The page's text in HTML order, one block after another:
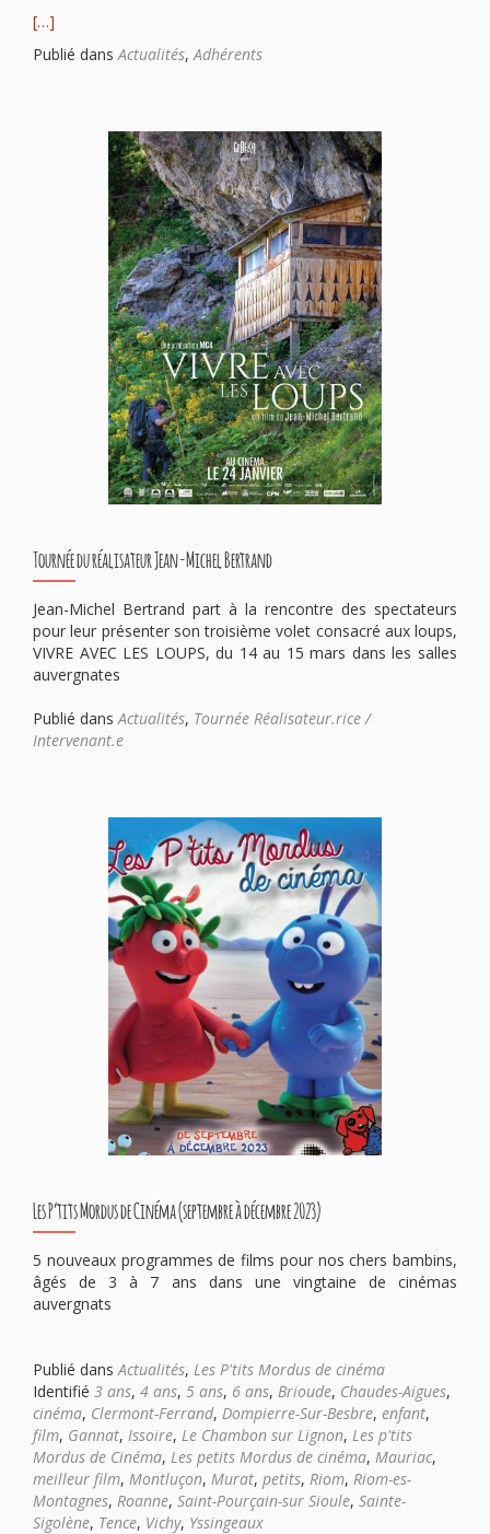
[…]
Publié dans Actualités, Adhérents
Tournée du réalisateur Jean-Michel Bertrand
Jean-Michel Bertrand part à la rencontre des spectateurs
pour leur présenter son troisième volet consacré aux loups,
VIVRE AVEC LES LOUPS, du 14 au 15 mars dans les salles
auvergnates
Publié dans Actualités, Tournée Réalisateur.rice /
Intervenant.e
Les P’tits Mordus de Cinéma (septembre à décembre 2023)
5 nouveaux programmes de films pour nos chers bambins,
âgés de 3 à 7 ans dans une vingtaine de cinémas
auvergnats
Publié dans Actualités, Les P'tits Mordus de cinéma
Identifié 3 ans, 4 ans, 5 ans, 6 ans, Brioude, Chaudes-Aigues,
cinéma, Clermont-Ferrand, Dompierre-Sur-Besbre, enfant,
film, Gannat, Issoire, Le Chambon sur Lignon, Les p'tits
Mordus de Cinéma, Les petits Mordus de cinéma, Mauriac,
meilleur film, Montluçon, Murat, petits, Riom, Riom-es-
Montagnes, Roanne, Saint-Pourçain-sur Sioule, Sainte-
Sigolène, Tence, Vichy, Yssingeaux